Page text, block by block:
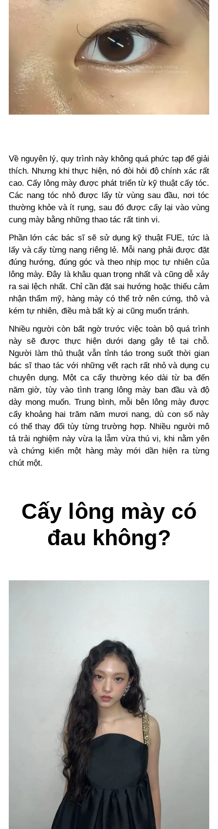
Về nguyên lý, quy trình này không quá phức tạp để giải
thích. Nhưng khi thực hiện, nó đòi hỏi độ chính xác rất
cao. Cấy lông mày được phát triển từ kỹ thuật cấy tóc.
Các nang tóc nhỏ được lấy từ vùng sau đầu, nơi tóc
thường khỏe và ít rụng, sau đó được cấy lại vào vùng
cung mày bằng những thao tác rất tinh vi.
Phần lớn các bác sĩ sẽ sử dụng kỹ thuật FUE, tức là
lấy và cấy từng nang riêng lẻ. Mỗi nang phải được đặt
đúng hướng, đúng góc và theo nhịp mọc tự nhiên của
lông mày. Đây là khâu quan trọng nhất và cũng dễ xảy
ra sai lệch nhất. Chỉ cần đặt sai hướng hoặc thiếu cảm
nhận thẩm mỹ, hàng mày có thể trở nên cứng, thô và
kém tự nhiên, điều mà bất kỳ ai cũng muốn tránh.
Nhiều người còn bất ngờ trước việc toàn bộ quá trình
này sẽ được thực hiện dưới dạng gây tê tại chỗ.
Người làm thủ thuật vẫn tỉnh táo trong suốt thời gian
bác sĩ thao tác với những vết rạch rất nhỏ và dụng cụ
chuyên dụng. Một ca cấy thường kéo dài từ ba đến
năm giờ, tùy vào tình trạng lông mày ban đầu và độ
dày mong muốn. Trung bình, mỗi bên lông mày được
cấy khoảng hai trăm năm mươi nang, dù con số này
có thể thay đổi tùy từng trường hợp. Nhiều người mô
tả trải nghiệm này vừa lạ lẫm vừa thú vị, khi nằm yên
và chứng kiến một hàng mày mới dần hiện ra từng
chút một.
Cấy lông mày có
đau không?